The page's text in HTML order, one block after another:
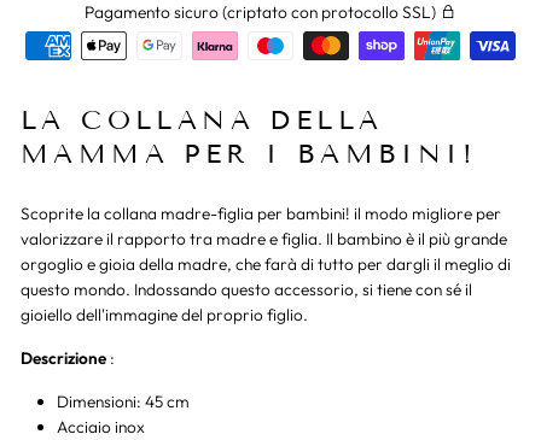
Pagamento sicuro (criptato con protocollo SSL)
LA COLLANA DELLA
MAMMA PER I BAMBINI!
Scoprite la collana madre-figlia per bambini! il modo migliore per
valorizzare il rapporto tra madre e figlia. Il bambino è il più grande
orgoglio e gioia della madre, che farà di tutto per dargli il meglio di
questo mondo. Indossando questo accessorio, si tiene con sé il
gioiello dell'immagine del proprio figlio.
Descrizione :
Dimensioni: 45 cm
Acciaio inox